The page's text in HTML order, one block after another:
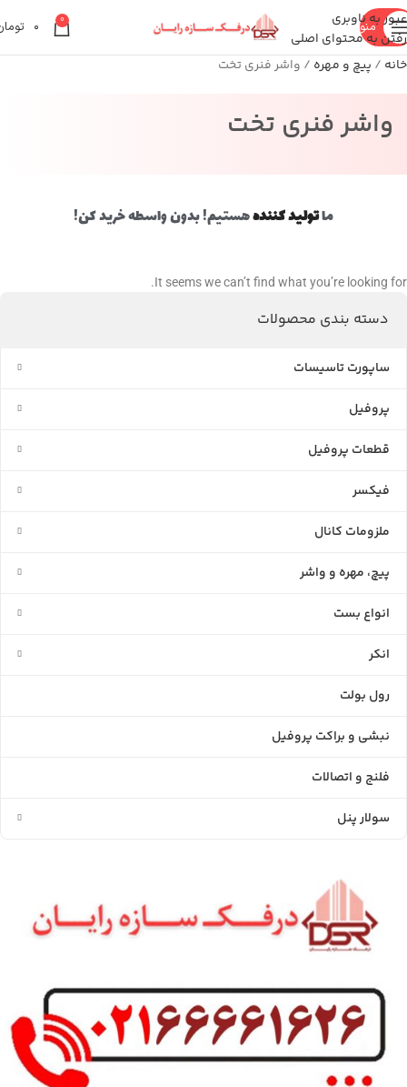
عبور به ناوبری
رفتن به محتوای اصلی
منو 0 ۰
خانه پیچ و مهره واشر فنری تخت
واشر فنری تخت
ماتولید کنندههستیم! بدون واسطه خرید کن!
It seems we can’t find what you’re looking for.
دسته بندی محصولات
ساپورت تاسیسات
پروفیل
قطعات پروفیل
فیکسر
ملزومات کانال
پیچ، مهره و واشر
انواع بست
انکر
رول بولت
نبشی و براکت پروفیل
فلنج و اتصالات
سولار پنل